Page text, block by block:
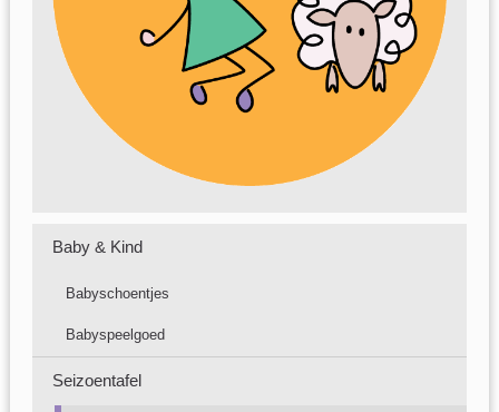
Baby & Kind
Babyschoentjes
Babyspeelgoed
Seizoentafel